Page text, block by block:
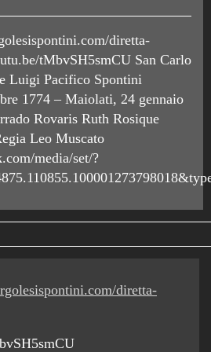
diretta-
tMbvSH5smCU San Carlo
Luigi Pacifico Spontini
1774 – Maiolati, 24 gennaio
Rovaris Ruth Rosique
Leo Muscato
media/set/?
diretta-